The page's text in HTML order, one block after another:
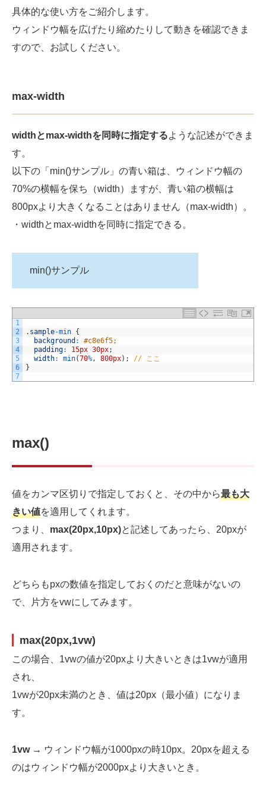
具体的な使い方をご紹介します。
ウィンドウ幅を広げたり縮めたりして動きを確認できま
すので、お試しください。
max-width
widthとmax-widthを同時に指定するような記述ができま
す。
以下の「min()サンプル」の青い箱は、ウィンドウ幅の
70%の横幅を保ち（width）ますが、青い箱の横幅は
800pxより大きくなることはありません（max-width）。
・widthとmax-widthを同時に指定できる。
min()サンプル
1
2
3
4
5
6
7
. sample-min {
background :
#c8e6f5;
padding: 15px 30px;
width: min(70%, 800px) ;
// ここ
}
max()
値をカンマ区切りで指定しておくと、その中から最も大
きい値を適用してくれます。
つまり、 max(20px,10px)と記述してあったら、20pxが
適用されます。
どちらもpxの数値を指定しておくのだと意味がないの
で、片方をvwにしてみます。
max(20px,1vw)
この場合、1vwの値が20pxより大きいときは1vwが適用
され、
1vwが20px未満のとき、値は20px（最小値）になりま
す。
1vw→ ウィンドウ幅が1000pxの時10px。20pxを超える
のはウィンドウ幅が2000pxより大きいとき。